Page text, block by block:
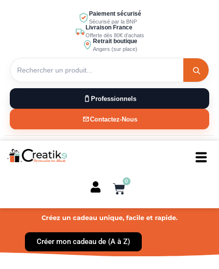
Paiement sécurisé
Sécurisé par la BNP
Livraison France
Offerte dès 80€ d’achats
Retrait boutique
Angers (sur place)
Professionnels
Contactez-Nous
0
Panier
Créez un cadeau unique, facile et rapide.
Créer mon cadeau de (A à Z)